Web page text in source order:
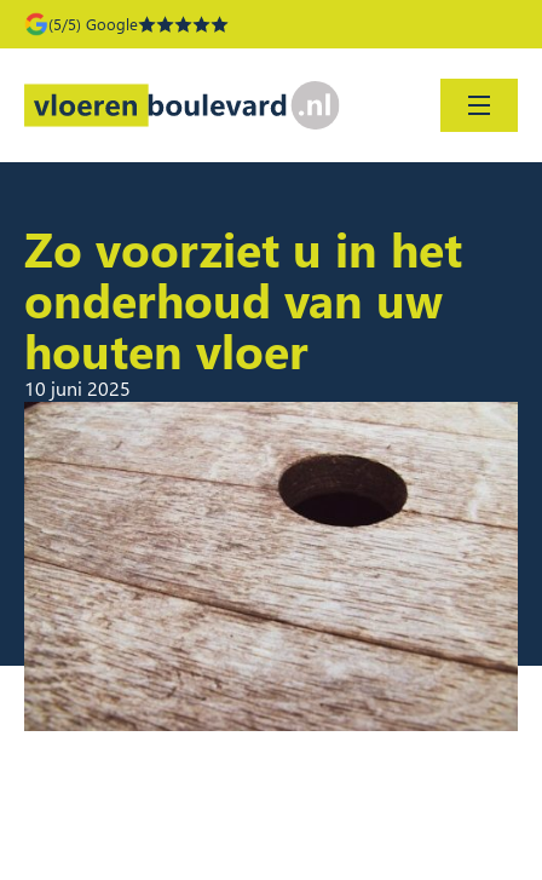
(5/5) Google
Zo voorziet u in het
onderhoud van uw
houten vloer
10 juni 2025